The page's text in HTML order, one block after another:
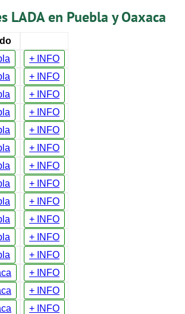
LADA en Puebla y Oaxaca
+ INFO
+ INFO
+ INFO
+ INFO
+ INFO
+ INFO
+ INFO
+ INFO
+ INFO
+ INFO
+ INFO
+ INFO
+ INFO
+ INFO
+ INFO